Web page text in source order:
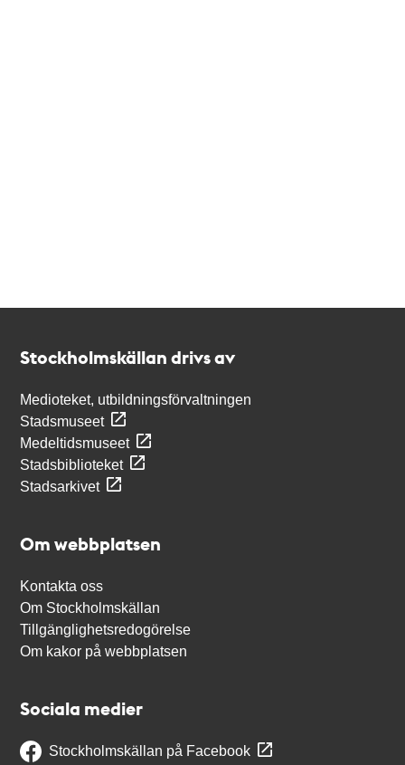
Stockholmskällan drivs av
Medioteket, utbildningsförvaltningen
Stadsmuseet
Medeltidsmuseet
Stadsbiblioteket
Stadsarkivet
Om webbplatsen
Kontakta oss
Om Stockholmskällan
Tillgänglighetsredogörelse
Om kakor på webbplatsen
Sociala medier
Stockholmskällan på Facebook